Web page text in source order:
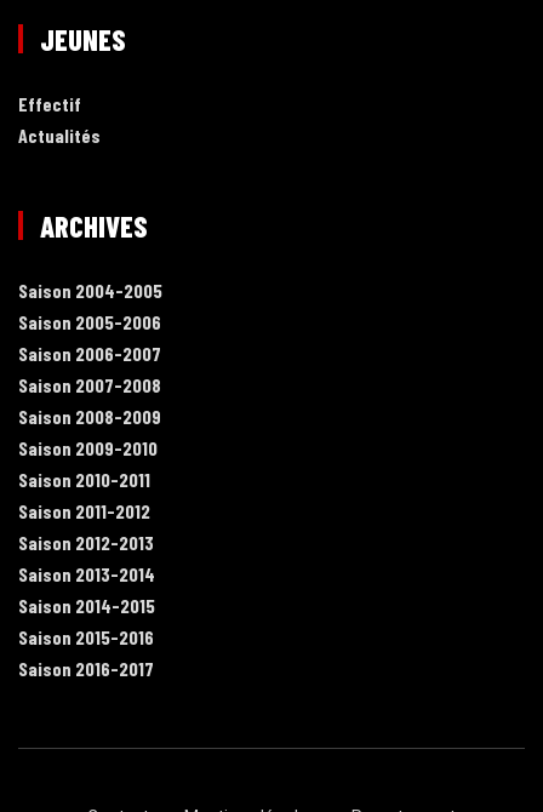
JEUNES
Effectif
Actualités
ARCHIVES
Saison 2004-2005
Saison 2005-2006
Saison 2006-2007
Saison 2007-2008
Saison 2008-2009
Saison 2009-2010
Saison 2010-2011
Saison 2011-2012
Saison 2012-2013
Saison 2013-2014
Saison 2014-2015
Saison 2015-2016
Saison 2016-2017